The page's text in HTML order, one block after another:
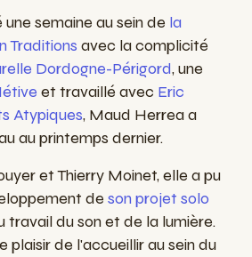
semaine au sein de la
Traditions avec la complicité
Dordogne-Périgord, une
et travaillé avec Eric
Atypiques, Maud Herrea a
au printemps dernier.
et Thierry Moinet, elle a pu
de son projet solo
travail du son et de la lumière.
plaisir de l'accueillir au sein du